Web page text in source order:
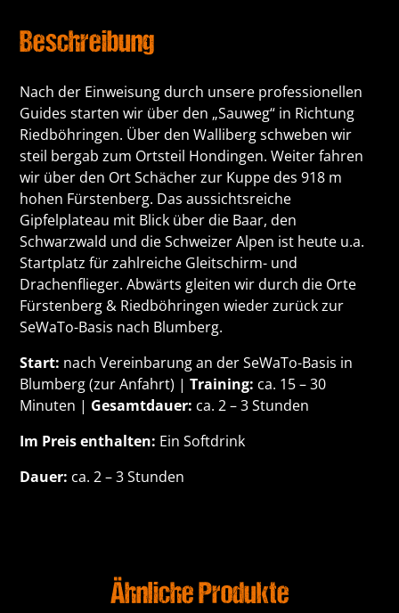
Beschreibung
Nach der Einweisung durch unsere professionellen
Guides starten wir über den „Sauweg“ in Richtung
Riedböhringen. Über den Walliberg schweben wir
steil bergab zum Ortsteil Hondingen. Weiter fahren
wir über den Ort Schächer zur Kuppe des 918 m
hohen Fürstenberg. Das aussichtsreiche
Gipfelplateau mit Blick über die Baar, den
Schwarzwald und die Schweizer Alpen ist heute u.a.
Startplatz für zahlreiche Gleitschirm- und
Drachenflieger. Abwärts gleiten wir durch die Orte
Fürstenberg & Riedböhringen wieder zurück zur
SeWaTo-Basis nach Blumberg.
Start: nach Vereinbarung an der SeWaTo-Basis in
Blumberg (zur Anfahrt) |Training: ca. 15 – 30
Minuten | Gesamtdauer: ca. 2 – 3 Stunden
Im Preis enthalten: Ein Softdrink
Dauer: ca. 2 – 3 Stunden
Ähnliche Produkte